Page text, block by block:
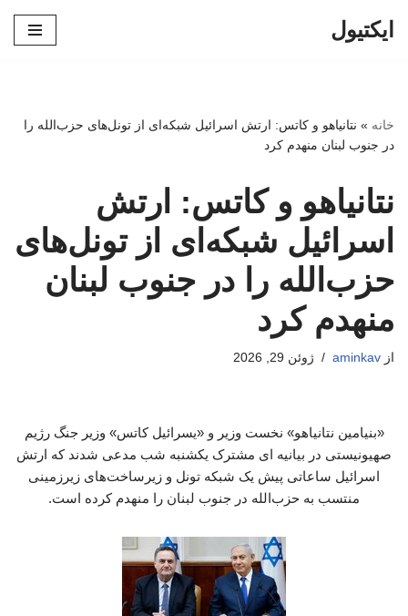
ایکتیول
خانه » نتانیاهو و کاتس: ارتش اسرائیل شبکه‌ای از تونل‌های حزب‌الله را
در جنوب لبنان منهدم کرد
نتانیاهو و کاتس: ارتش
اسرائیل شبکه‌ای از تونل‌های
حزب‌الله را در جنوب لبنان
منهدم کرد
از aminkav ژوئن 29, 2026
«بنیامین نتانیاهو» نخست وزیر و «یسرائیل کاتس» وزیر جنگ رژیم
صهیونیستی در بیانیه ای مشترک یکشنبه شب مدعی شدند که ارتش
اسرائیل ساعاتی پیش یک شبکه تونل و زیرساخت‌های زیرزمینی
منتسب به حزب‌الله در جنوب لبنان را منهدم کرده است.